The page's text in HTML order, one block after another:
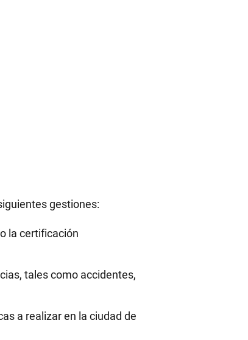
gestiones:
la certificación
tales como accidentes,
a realizar en la ciudad de